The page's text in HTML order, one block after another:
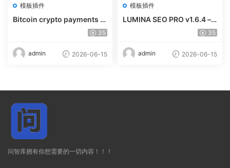
模板插件
Bitcoin crypto payments s
upport for CryptoPay v1.4.
35
admin 2026-06-15
模板插件
LUMINA SEO PRO v1.6.4 – R
ank #1 Without Writing
35
admin 2026-06-15
问智库拥有你想需要的一切内容！！！